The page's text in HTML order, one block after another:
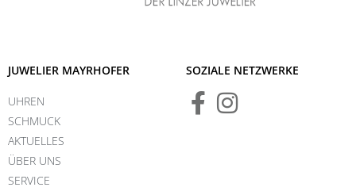
JUWELIER MAYRHOFER
UHREN
SCHMUCK
AKTUELLES
ÜBER UNS
SERVICE
SOZIALE NETZWERKE